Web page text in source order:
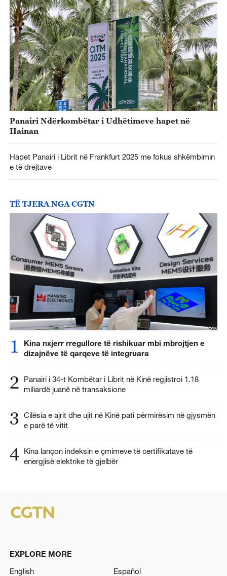
Panairi Ndërkombëtar i Udhëtimeve hapet në
Hainan
Hapet Panairi i Librit në Frankfurt 2025 me fokus shkëmbimin
e të drejtave
TË TJERA NGA CGTN
1
Kina nxjerr rregullore të rishikuar mbi mbrojtjen e
dizajnëve të qarqeve të integruara
2
Panairi i 34-t Kombëtar i Librit në Kinë regjistroi 1.18
miliardë juanë në transaksione
3 Cilësia e ajrit dhe ujit në Kinë pati përmirësim në gjysmën
e parë të vitit
4 Kina lançon indeksin e çmimeve të certifikatave të
energjisë elektrike të gjelbër
EXPLORE MORE
English
Español